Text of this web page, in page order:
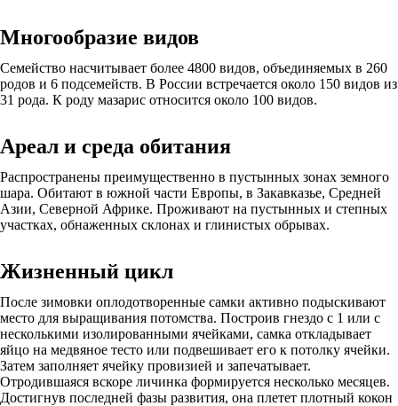
Многообразие видов
Семейство насчитывает более 4800 видов, объединяемых в 260
родов и 6 подсемейств. В России встречается около 150 видов из
31 рода. К роду мазарис относится около 100 видов.
Ареал и среда обитания
Распространены преимущественно в пустынных зонах земного
шара. Обитают в южной части Европы, в Закавказье, Средней
Азии, Северной Африке. Проживают на пустынных и степных
участках, обнаженных склонах и глинистых обрывах.
Жизненный цикл
После зимовки оплодотворенные самки активно подыскивают
место для выращивания потомства. Построив гнездо с 1 или с
несколькими изолированными ячейками, самка откладывает
яйцо на медвяное тесто или подвешивает его к потолку ячейки.
Затем заполняет ячейку провизией и запечатывает.
Отродившаяся вскоре личинка формируется несколько месяцев.
Достигнув последней фазы развития, она плетет плотный кокон